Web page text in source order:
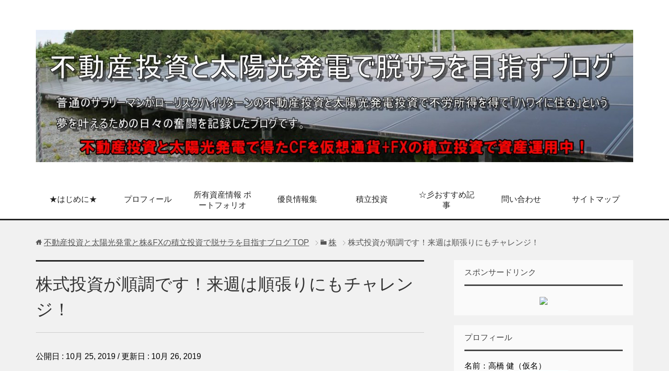
★はじめに★ プロフィール
所有資産情報 ポ
ートフォリオ
優良情報集 積立投資
☆彡おすすめ記
事
問い合わせ サイトマップ
不動産投資と太陽光発電と株&FXの積立投資で脱サラを目指すブログ TOP 株 株式投資が順調です！来週は順張りにもチャレンジ！
株式投資が順調です！来週は順張りにもチャレン
ジ！
公開日 : 10月 25, 2019 / 更新日 : 10月 26, 2019
スポンサードリンク
プロフィール
名前：高橋 健（仮名）